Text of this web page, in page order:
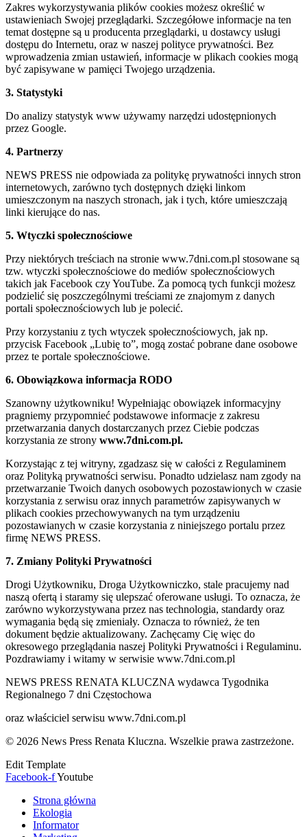
Zakres wykorzystywania plików cookies możesz określić w
ustawieniach Swojej przeglądarki. Szczegółowe informacje na ten
temat dostępne są u producenta przeglądarki, u dostawcy usługi
dostępu do Internetu, oraz w naszej polityce prywatności. Bez
wprowadzenia zmian ustawień, informacje w plikach cookies mogą
być zapisywane w pamięci Twojego urządzenia.
3. Statystyki
Do analizy statystyk www używamy narzędzi udostępnionych
przez Google.
4. Partnerzy
NEWS PRESS nie odpowiada za politykę prywatności innych stron
internetowych, zarówno tych dostępnych dzięki linkom
umieszczonym na naszych stronach, jak i tych, które umieszczają
linki kierujące do nas.
5. Wtyczki społecznościowe
Przy niektórych treściach na stronie www.7dni.com.pl stosowane są
tzw. wtyczki społecznościowe do mediów społecznościowych
takich jak Facebook czy YouTube. Za pomocą tych funkcji możesz
podzielić się poszczególnymi treściami ze znajomym z danych
portali społecznościowych lub je polecić.
Przy korzystaniu z tych wtyczek społecznościowych, jak np.
przycisk Facebook „Lubię to”, mogą zostać pobrane dane osobowe
przez te portale społecznościowe.
6. Obowiązkowa informacja RODO
Szanowny użytkowniku! Wypełniając obowiązek informacyjny
pragniemy przypomnieć podstawowe informacje z zakresu
przetwarzania danych dostarczanych przez Ciebie podczas
korzystania ze strony www.7dni.com.pl.
Korzystając z tej witryny, zgadzasz się w całości z Regulaminem
oraz Polityką prywatności serwisu. Ponadto udzielasz nam zgody na
przetwarzanie Twoich danych osobowych pozostawionych w czasie
korzystania z serwisu oraz innych parametrów zapisywanych w
plikach cookies przechowywanych na tym urządzeniu
pozostawianych w czasie korzystania z niniejszego portalu przez
firmę NEWS PRESS.
7. Zmiany Polityki Prywatności
Drogi Użytkowniku, Droga Użytkowniczko, stale pracujemy nad
naszą ofertą i staramy się ulepszać oferowane usługi. To oznacza, że
zarówno wykorzystywana przez nas technologia, standardy oraz
wymagania będą się zmieniały. Oznacza to również, że ten
dokument będzie aktualizowany. Zachęcamy Cię więc do
okresowego przeglądania naszej Polityki Prywatności i Regulaminu.
Pozdrawiamy i witamy w serwisie www.7dni.com.pl
NEWS PRESS RENATA KLUCZNA wydawca Tygodnika
Regionalnego 7 dni Częstochowa
oraz właściciel serwisu www.7dni.com.pl
© 2026 News Press Renata Kluczna. Wszelkie prawa zastrzeżone.
Edit Template
Facebook-fYoutube
Strona główna
Ekologia
Informator